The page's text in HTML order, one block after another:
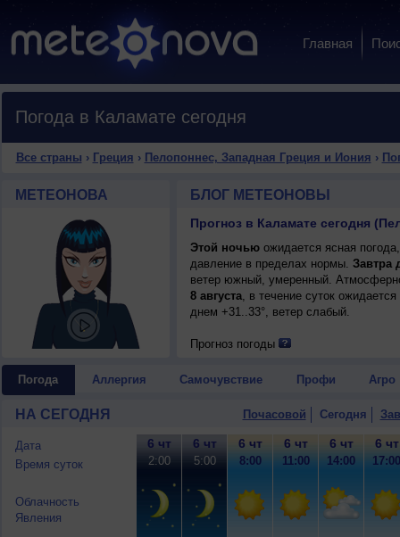
Главная
Погода в Каламате сегодня
Все страны › Греция › Пелопоннес, Западная Греция и Иония ›
МЕТЕОНОВА БЛОГ МЕТЕОНОВЫ
Этой ночьюожидается ясная
давление в пределах нормы. Завтра
ветер южный, умеренный.
8 августа, в течение суток
днем +31..33°, ветер слабый.
Прогноз погоды
Погода Аллергия Самочувствие Профи Агро
НА СЕГОДНЯ Почасовой Сегодня
Дата
Время суток
Облачность
Явления
6 чт
2:00
6 чт
5:00
6 чт
8:00
6 чт
11:00
6 чт
14:00
6 чт
17:00